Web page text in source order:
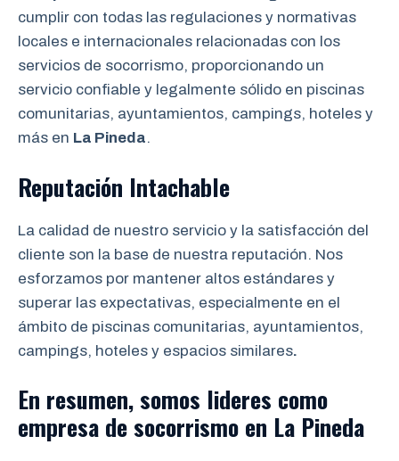
cumplir con todas las regulaciones y normativas
locales e internacionales relacionadas con los
servicios de socorrismo, proporcionando un
servicio confiable y legalmente sólido en piscinas
comunitarias, ayuntamientos, campings, hoteles y
más en La Pineda.
Reputación Intachable
La calidad de nuestro servicio y la satisfacción del
cliente son la base de nuestra reputación. Nos
esforzamos por mantener altos estándares y
superar las expectativas, especialmente en el
ámbito de piscinas comunitarias, ayuntamientos,
campings, hoteles y espacios similares.
En resumen, somos lideres como
empresa de socorrismo en La Pineda